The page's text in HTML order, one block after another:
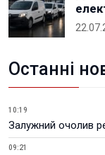
Останні
10:19
Залужний очолив
09:21